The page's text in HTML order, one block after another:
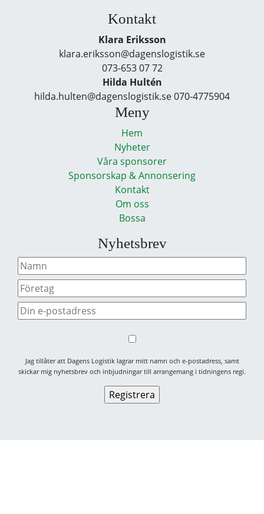
Kontakt
Klara Eriksson
klara.eriksson@dagenslogistik.se
073-653 07 72
Hilda Hultén
hilda.hulten@dagenslogistik.se 070-4775904
Meny
Hem
Nyheter
Våra sponsorer
Sponsorskap & Annonsering
Kontakt
Om oss
Bossa
Nyhetsbrev
Jag tillåter att Dagens Logistik lagrar mitt namn och e-postadress, samt
skickar mig nyhetsbrev och inbjudningar till arrangemang i tidningens regi.